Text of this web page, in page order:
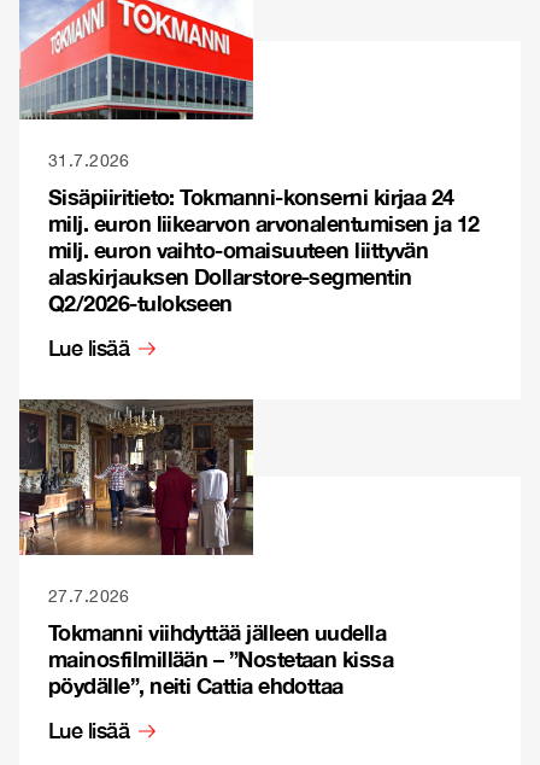
31.7.2026
Sisäpiiritieto: Tokmanni-konserni kirjaa 24
milj. euron liikearvon arvonalentumisen ja 12
milj. euron vaihto-omaisuuteen liittyvän
alaskirjauksen Dollarstore-segmentin
Q2/2026-tulokseen
Lue lisää
27.7.2026
Tokmanni viihdyttää jälleen uudella
mainosfilmillään – ”Nostetaan kissa
pöydälle”, neiti Cattia ehdottaa
Lue lisää